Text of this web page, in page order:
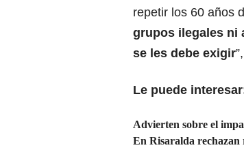
repetir los 60 años
grupos ilegales ni
se les debe exigir
Le puede
Advierten sobre el
En Risaralda rechazan